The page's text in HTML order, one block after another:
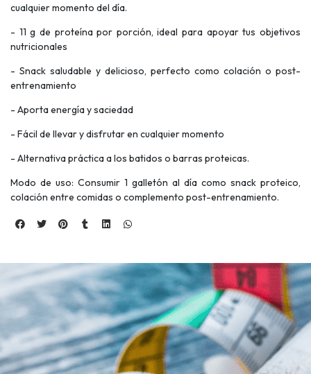
cualquier momento del día.
- 11 g de proteína por porción, ideal para apoyar tus objetivos
nutricionales
- Snack saludable y delicioso, perfecto como colación o post-
entrenamiento
- Aporta energía y saciedad
- Fácil de llevar y disfrutar en cualquier momento
- Alternativa práctica a los batidos o barras proteicas.
Modo de uso: Consumir 1 galletón al día como snack proteico,
colación entre comidas o complemento post-entrenamiento.